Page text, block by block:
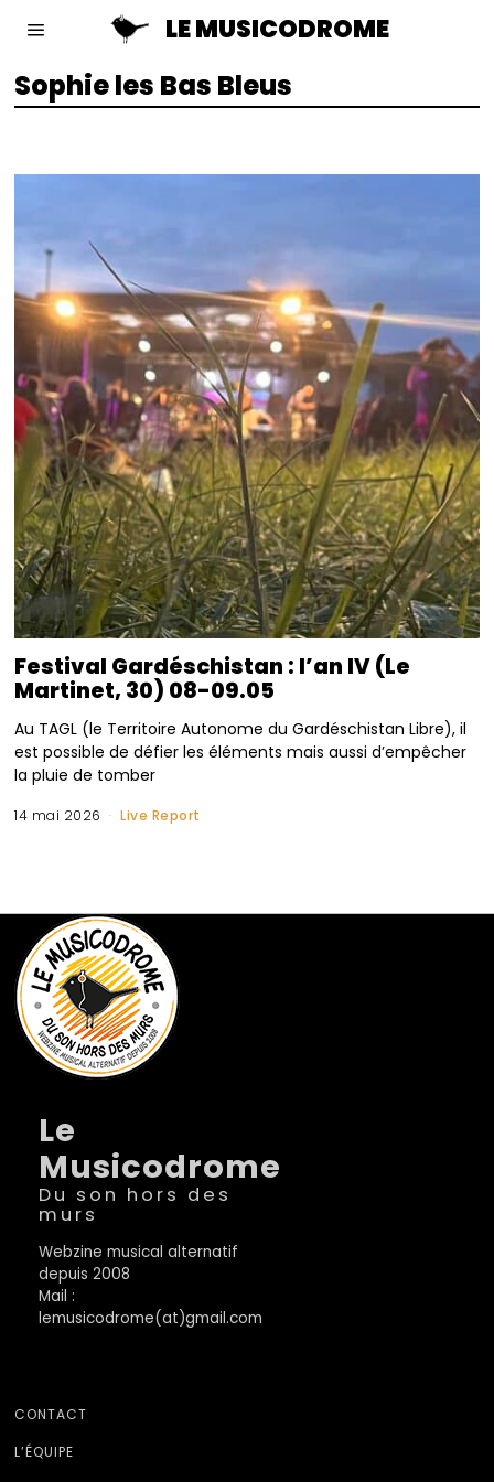
LE MUSICODROME
Sophie les Bas Bleus
Festival Gardéschistan : l’an IV (Le
Martinet, 30) 08-09.05
Au TAGL (le Territoire Autonome du Gardéschistan Libre), il
est possible de défier les éléments mais aussi d’empêcher
la pluie de tomber
14 mai 2026 Live Report
Le
Musicodrome
Du son hors des
murs
Webzine musical alternatif
depuis 2008
Mail :
lemusicodrome(at)gmail.com
CONTACT
L’ÉQUIPE